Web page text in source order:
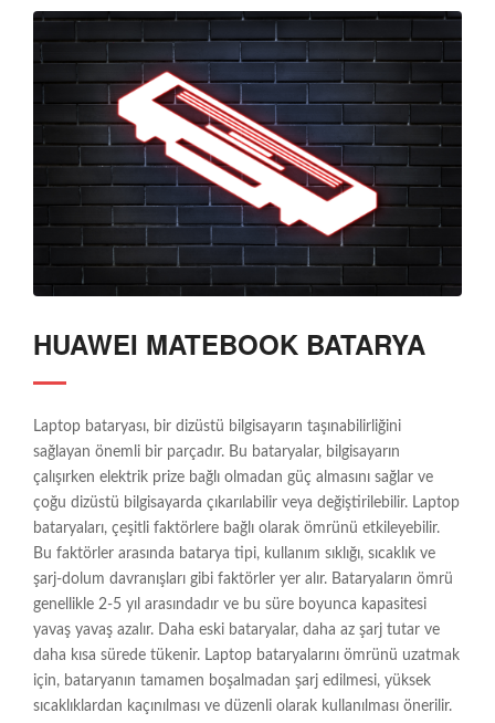
HUAWEI MATEBOOK BATARYA
Laptop bataryası, bir dizüstü bilgisayarın taşınabilirliğini
sağlayan önemli bir parçadır. Bu bataryalar, bilgisayarın
çalışırken elektrik prize bağlı olmadan güç almasını sağlar ve
çoğu dizüstü bilgisayarda çıkarılabilir veya değiştirilebilir. Laptop
bataryaları, çeşitli faktörlere bağlı olarak ömrünü etkileyebilir.
Bu faktörler arasında batarya tipi, kullanım sıklığı, sıcaklık ve
şarj-dolum davranışları gibi faktörler yer alır. Bataryaların ömrü
genellikle 2-5 yıl arasındadır ve bu süre boyunca kapasitesi
yavaş yavaş azalır. Daha eski bataryalar, daha az şarj tutar ve
daha kısa sürede tükenir. Laptop bataryalarını ömrünü uzatmak
için, bataryanın tamamen boşalmadan şarj edilmesi, yüksek
sıcaklıklardan kaçınılması ve düzenli olarak kullanılması önerilir.